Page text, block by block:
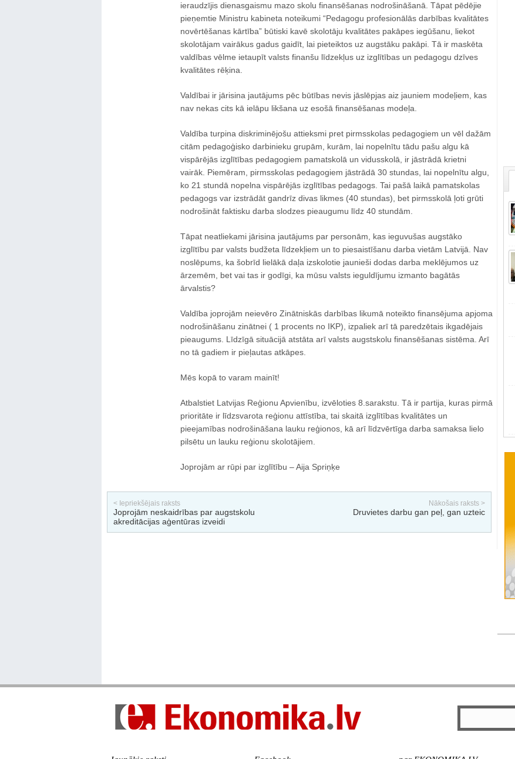
ieraudzījis dienasgaismu mazo skolu finansēšanas nodrošināšanā. Tāpat pēdējie
pieņemtie Ministru kabineta noteikumi “Pedagogu profesionālās darbības kvalitātes
novērtēšanas kārtība” būtiski kavē skolotāju kvalitātes pakāpes iegūšanu, liekot
skolotājam vairākus gadus gaidīt, lai pieteiktos uz augstāku pakāpi. Tā ir maskēta
valdības vēlme ietaupīt valsts finanšu līdzekļus uz izglītības un pedagogu dzīves
kvalitātes rēķina.
Valdībai ir jārisina jautājums pēc būtības nevis jāslēpjas aiz jauniem modeļiem, kas
nav nekas cits kā ielāpu likšana uz esošā finansēšanas modeļa.
Valdība turpina diskriminējošu attieksmi pret pirmsskolas pedagogiem un vēl dažām
citām pedagoģisko darbinieku grupām, kurām, lai nopelnītu tādu pašu algu kā
vispārējās izglītības pedagogiem pamatskolā un vidusskolā, ir jāstrādā krietni
vairāk. Piemēram, pirmsskolas pedagogiem jāstrādā 30 stundas, lai nopelnītu algu,
ko 21 stundā nopelna vispārējās izglītības pedagogs. Tai pašā laikā pamatskolas
pedagogs var izstrādāt gandrīz divas likmes (40 stundas), bet pirmsskolā ļoti grūti
nodrošināt faktisku darba slodzes pieaugumu līdz 40 stundām.
Tāpat neatliekami jārisina jautājums par personām, kas ieguvušas augstāko
izglītību par valsts budžeta līdzekļiem un to piesaistīšanu darba vietām Latvijā. Nav
noslēpums, ka šobrīd lielākā daļa izskolotie jaunieši dodas darba meklējumos uz
ārzemēm, bet vai tas ir godīgi, ka mūsu valsts ieguldījumu izmanto bagātās
ārvalstis?
Valdība joprojām neievēro Zinātniskās darbības likumā noteikto finansējuma apjoma
nodrošināšanu zinātnei ( 1 procents no IKP), izpaliek arī tā paredzētais ikgadējais
pieaugums. Līdzīgā situācijā atstāta arī valsts augstskolu finansēšanas sistēma. Arī
no tā gadiem ir pieļautas atkāpes.
Mēs kopā to varam mainīt!
Atbalstiet Latvijas Reģionu Apvienību, izvēloties 8.sarakstu. Tā ir partija, kuras pirmā
prioritāte ir līdzsvarota reģionu attīstība, tai skaitā izglītības kvalitātes un
pieejamības nodrošināšana lauku reģionos, kā arī līdzvērtīga darba samaksa lielo
pilsētu un lauku reģionu skolotājiem.
Joprojām ar rūpi par izglītību – Aija Spriņķe
< Iepriekšējais raksts
Joprojām neskaidrības par augstskolu
akreditācijas aģentūras izveidi
Nākošais raksts >
Druvietes darbu gan peļ, gan uzteic